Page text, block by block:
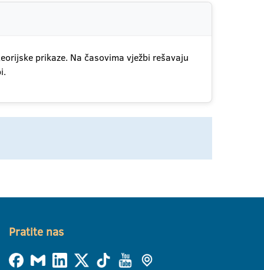
prikaze. Na časovima vježbi rešavaju
Pratite nas